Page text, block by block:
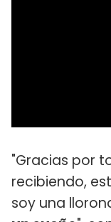
"Gracias por
recibiendo,
soy una